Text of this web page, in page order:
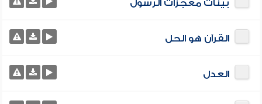
بينات معجزات الرسول
القرآن هو الحل
العدل